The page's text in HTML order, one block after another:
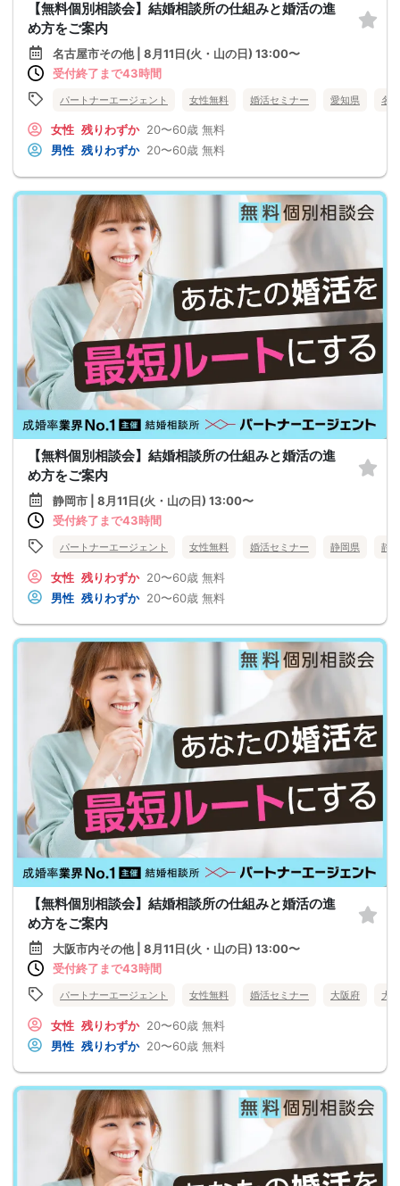
【無料個別相談会】結婚相談所の仕組みと婚活の進
め方をご案内
名古屋市その他 | 8月11日(火・山の日) 13:00〜
受付終了まで43時間
パートナーエージェント 女性無料 婚活セミナー 愛知県 名
女性 残りわずか 20〜60歳 無料
男性 残りわずか 20〜60歳 無料
【無料個別相談会】結婚相談所の仕組みと婚活の進
め方をご案内
静岡市 | 8月11日(火・山の日) 13:00〜
受付終了まで43時間
パートナーエージェント 女性無料 婚活セミナー 静岡県 静
女性 残りわずか 20〜60歳 無料
男性 残りわずか 20〜60歳 無料
【無料個別相談会】結婚相談所の仕組みと婚活の進
め方をご案内
大阪市内その他 | 8月11日(火・山の日) 13:00〜
受付終了まで43時間
パートナーエージェント 女性無料 婚活セミナー 大阪府 大
女性 残りわずか 20〜60歳 無料
男性 残りわずか 20〜60歳 無料